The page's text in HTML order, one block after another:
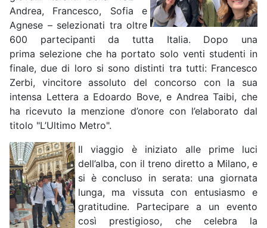
Andrea, Francesco, Sofia e
Agnese – selezionati tra oltre
600 partecipanti da tutta Italia. Dopo una
prima selezione che ha portato solo venti studenti in
finale, due di loro si sono distinti tra tutti: Francesco
Zerbi, vincitore assoluto del concorso con la sua
intensa Lettera a Edoardo Bove, e Andrea Taibi, che
ha ricevuto la menzione d’onore con l’elaborato dal
titolo "L’Ultimo Metro".
Il viaggio è iniziato alle prime luci
dell’alba, con il treno diretto a Milano, e
si è concluso in serata: una giornata
lunga, ma vissuta con entusiasmo e
gratitudine. Partecipare a un evento
così prestigioso, che celebra la